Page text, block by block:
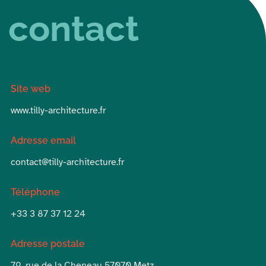
contact
Site web
www.tilly-architecture.fr
Adresse email
contact@tilly-architecture.fr
Téléphone
+33 3 87 37 12 24
Adresse postale